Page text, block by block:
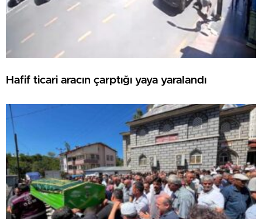
Hafif ticari aracın çarptığı yaya yaralandı